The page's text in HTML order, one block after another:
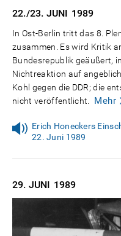
22./23. JUNI 1989
In Ost-Berlin tritt das 8.
zusammen. Es wird Kritik
Bundesrepublik geäußert,
Nichtreaktion auf
Kohl gegen die DDR; die
nicht veröffentlicht.
Mehr
Erich Honeckers
22. Juni 1989
29. JUNI 1989